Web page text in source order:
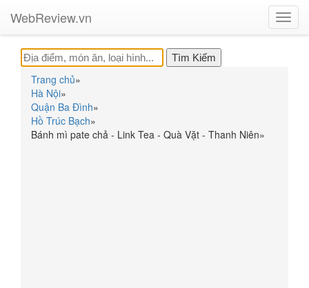
WebReview.vn
Trang chủ»
Hà Nội»
Quận Ba Đình»
Hồ Trúc Bạch»
Bánh mì pate chả - Link Tea - Quà Vặt - Thanh Niên»